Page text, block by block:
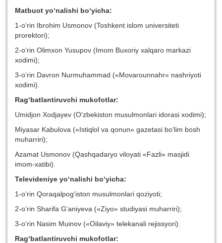
Matbuot yo‘nalishi bo‘yicha:
1-o‘rin Ibrohim Usmonov (Toshkent islom universiteti
prorektori);
2-o‘rin Olimxon Yusupov (Imom Buxoriy xalqaro markazi
xodimi);
3-o‘rin Davron Nurmuhammad («Movarounnahr» nashriyoti
xodimi).
Rag‘batlantiruvchi mukofotlar:
Umidjon Xodjayev (O‘zbekiston musulmonlari idorasi xodimi);
Miyasar Kabulova («Istiqlol va qonun» gazetasi bo‘lim bosh
muharriri);
Azamat Usmonov (Qashqadaryo viloyati «Fazli» masjidi
imom-xatibi).
Televideniye yo‘nalishi bo‘yicha:
1-o‘rin Qoraqalpog‘iston musulmonlari qoziyoti;
2-o‘rin Sharifa G‘aniyeva («Ziyo» studiyasi muharriri);
3-o‘rin Nasim Muinov («Oilaviy» telekanali rejissyori).
Rag‘batlantiruvchi mukofotlar: